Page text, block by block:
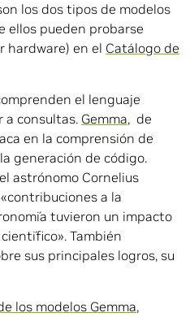
los dos tipos de modelos
ellos pueden probarse
hardware) en el Catálogo de
el lenguaje
a consultas. Gemma, de
en la comprensión de
generación de código.
astrónomo Cornelius
a la
tuvieron un impacto
También
sus principales logros, su
los modelos Gemma,